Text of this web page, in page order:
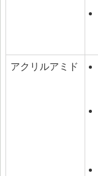
アクリルアミド